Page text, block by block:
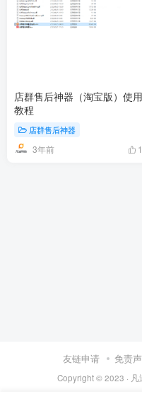
店群售后神器（淘宝版）使用
教程
店群售后神器
3年前
友链申请 免责
Copyright © 2023 · 凡